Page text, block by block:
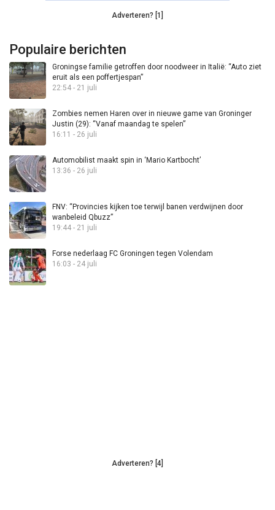
Adverteren? [1]
Populaire berichten
Groningse familie getroffen door noodweer in Italië: “Auto ziet
eruit als een poffertjespan”
22:54 - 21 juli
Zombies nemen Haren over in nieuwe game van Groninger
Justin (29): “Vanaf maandag te spelen”
16:11 - 26 juli
Automobilist maakt spin in ‘Mario Kartbocht’
13:36 - 26 juli
FNV: “Provincies kijken toe terwijl banen verdwijnen door
wanbeleid Qbuzz”
19:44 - 21 juli
Forse nederlaag FC Groningen tegen Volendam
16:03 - 24 juli
Adverteren? [4]